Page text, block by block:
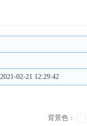
2021-02-21 12:29:42
背景色：